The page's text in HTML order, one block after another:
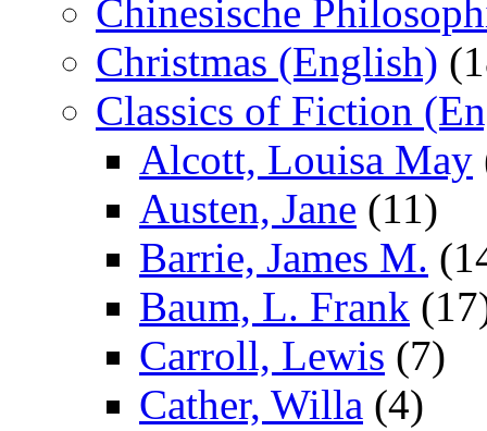
Chinesische
Christmas (English)
Classics of Fiction
Alcott, Louisa May
Austen, Jane (11)
Barrie, James M.
Baum, L. Frank
Carroll, Lewis (7)
Cather, Willa (4)